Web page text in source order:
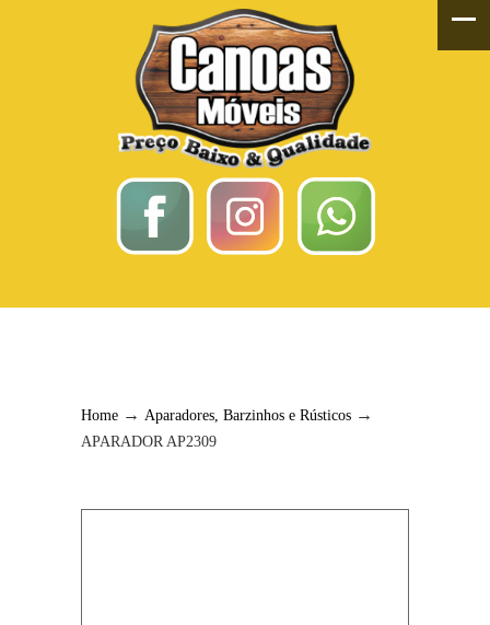
Home → Aparadores, Barzinhos e Rústicos →
APARADOR AP2309